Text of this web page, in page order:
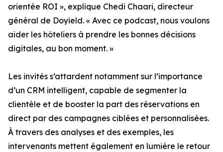
orientée ROI », explique Chedi Chaari, directeur
général de Doyield. « Avec ce podcast, nous voulons
aider les hôteliers à prendre les bonnes décisions
digitales, au bon moment. »
Les invités s’attardent notamment sur l’importance
d’un CRM intelligent, capable de segmenter la
clientèle et de booster la part des réservations en
direct par des campagnes ciblées et personnalisées.
À travers des analyses et des exemples, les
intervenants mettent également en lumière le retour